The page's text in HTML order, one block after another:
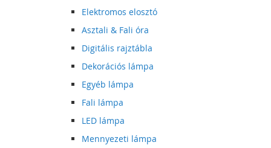
Elektromos elosztó
Asztali & Fali óra
Digitális rajztábla
Dekorációs lámpa
Egyéb lámpa
Fali lámpa
LED lámpa
Mennyezeti lámpa